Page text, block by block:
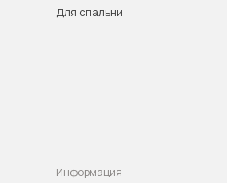
Для спальни
Информация